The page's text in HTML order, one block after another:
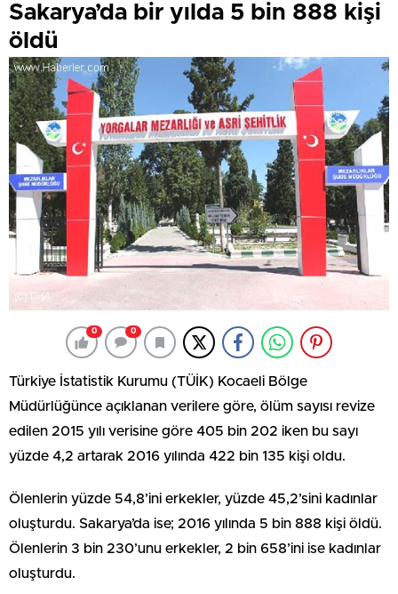
Sakarya’da bir yılda 5 bin 888 kişi
öldü
0 0
Türkiye İstatistik Kurumu (TÜİK) Kocaeli Bölge
Müdürlüğünce açıklanan verilere göre, ölüm sayısı revize
edilen 2015 yılı verisine göre 405 bin 202 iken bu sayı
yüzde 4,2 artarak 2016 yılında 422 bin 135 kişi oldu.
Ölenlerin yüzde 54,8’ini erkekler, yüzde 45,2’sini kadınlar
oluşturdu. Sakarya’da ise; 2016 yılında 5 bin 888 kişi öldü.
Ölenlerin 3 bin 230’unu erkekler, 2 bin 658’ini ise kadınlar
oluşturdu.